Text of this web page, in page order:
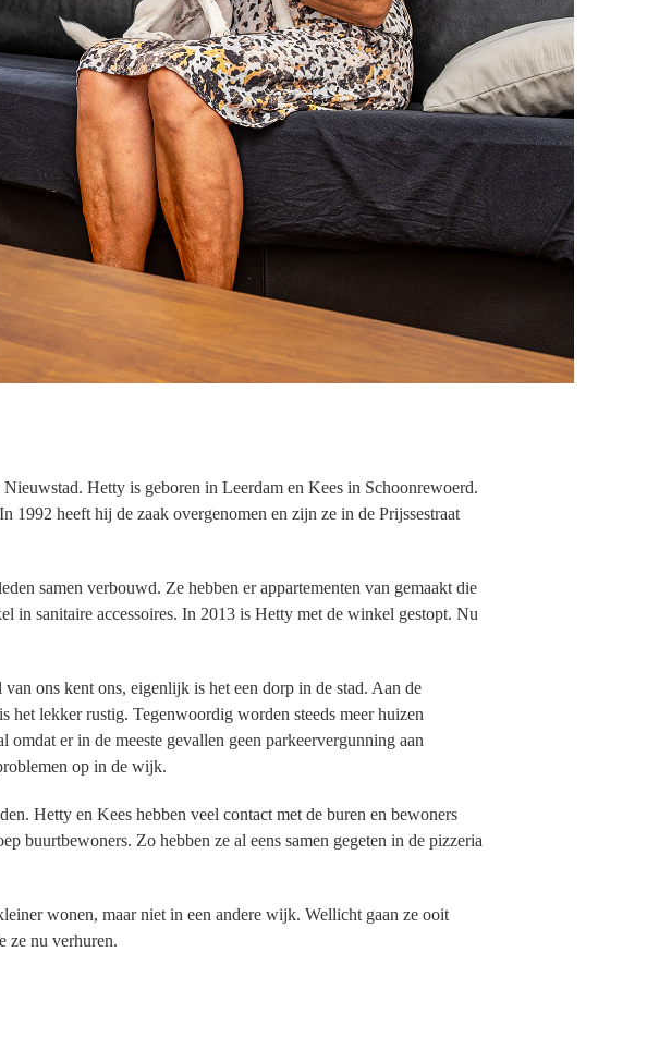
Hetty is geboren in Leerdam en Kees in Schoonrewoerd.
1992 heeft hij de zaak overgenomen en zijn ze in de Prijssestraat
samen verbouwd. Ze hebben er appartementen van gemaakt die
in sanitaire accessoires. In 2013 is Hetty met de winkel gestopt. Nu
ons kent ons, eigenlijk is het een dorp in de stad. Aan de
het lekker rustig. Tegenwoordig worden steeds meer huizen
er in de meeste gevallen geen parkeervergunning aan
op in de wijk.
Hetty en Kees hebben veel contact met de buren en bewoners
buurtbewoners. Zo hebben ze al eens samen gegeten in de pizzeria
wonen, maar niet in een andere wijk. Wellicht gaan ze ooit
ze nu verhuren.